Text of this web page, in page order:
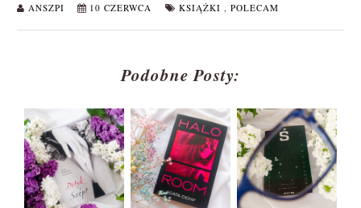
ANSZPI 10 CZERWCA KSIĄŻKI POLECAM
Podobne Posty: